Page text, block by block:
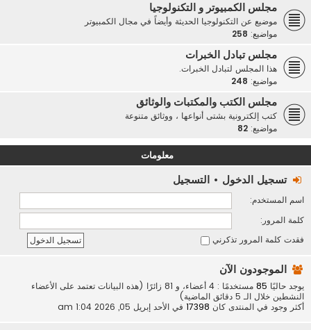
مجلس الكمبيوتر و التكنولوجيا
موضيع عن التكنولوجيا الحديثة وأيضاً في مجال الكمبيوتر
مواضيع: 258
مجلس تبادل الخبرات
هذا المجلس لتبادل الخبرات.
مواضيع: 248
مجلس الكتب والمكتبات والوثائق
كتب إلكترونية بشتى أنواعها ، ووثائق متنوعة
مواضيع: 82
معلومات
تسجيل الدخول • التسجيل
اسم المستخدم:
كلمة المرور:
فقدت كلمة المرور تذكرني
الموجودون الآن
يوجد حاليًا 85
مستخدمًا : 4 أعضاء، و 81 زائرًا (هذه البيانات تعتمد على الأعضاء
النشطين خلال الـ 5 دقائق الماضية)
أكثر وجود في المنتدى كان 17398 في الأحد إبريل 05, 2026 1:04 am